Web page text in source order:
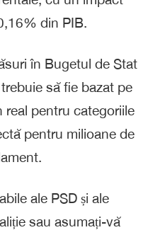
din PIB.
în Bugetul de Stat
să fie bazat pe
real pentru categoriile
pentru milioane de
ale PSD și ale
sau asumați-vă